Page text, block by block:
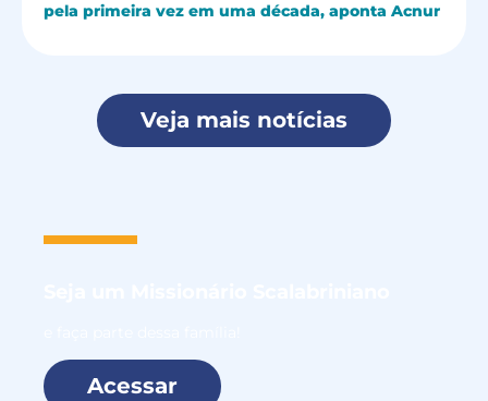
pela primeira vez em uma década, aponta Acnur
Veja mais notícias
Acessar